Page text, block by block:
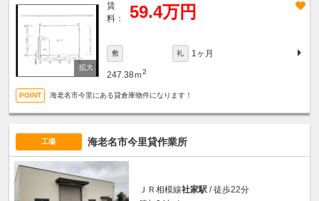
賃
料：
59.4万円
敷 礼 1ヶ月
247.38ｍ2
海老名市今里にある貸倉庫物件になります！
工場 海老名市今里貸作業所
ＪＲ相模線社家駅 / 徒歩22分